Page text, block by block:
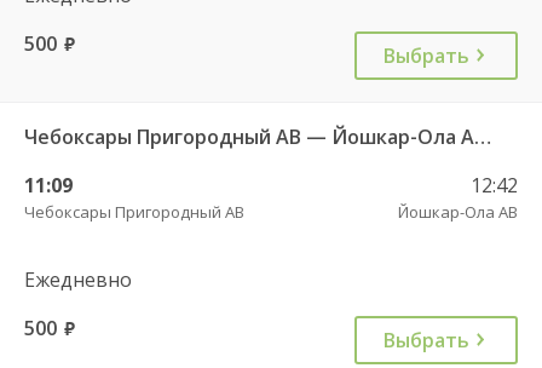
500 руб. Выбрать
Чебоксары Пригородный АВ — Йошкар-Ола АВ (старый вокзал) 10427
11:09
Чебоксары Пригородный АВ
12:42
Йошкар-Ола АВ
Ежедневно
500 руб. Выбрать